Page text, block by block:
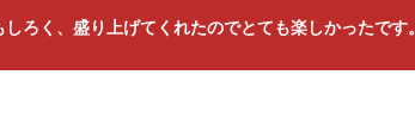
ろく、盛り上げてくれたのでとても楽しかったです。